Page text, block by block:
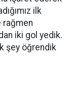
ilk
rağmen
iki gol yedik.
şey öğrendik